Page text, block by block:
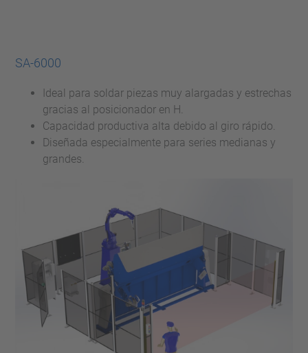
SA-6000
Ideal para soldar piezas muy alargadas y estrechas
gracias al posicionador en H.
Capacidad productiva alta debido al giro rápido.
Diseñada especialmente para series medianas y
grandes.